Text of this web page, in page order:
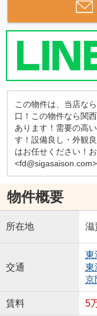
この物件は、当店な
口！この物件なら関
あります！需要の高
す！設備良し・外観
はお任せください！
物件概要
所在地 滋
交通
東
東
京
賃料 5